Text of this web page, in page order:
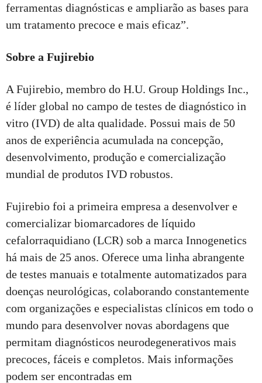
ferramentas diagnósticas e ampliarão as bases para
um tratamento precoce e mais eficaz”.
Sobre a Fujirebio
A Fujirebio, membro do H.U. Group Holdings Inc.,
é líder global no campo de testes de diagnóstico in
vitro (IVD) de alta qualidade. Possui mais de 50
anos de experiência acumulada na concepção,
desenvolvimento, produção e comercialização
mundial de produtos IVD robustos.
Fujirebio foi a primeira empresa a desenvolver e
comercializar biomarcadores de líquido
cefalorraquidiano (LCR) sob a marca Innogenetics
há mais de 25 anos. Oferece uma linha abrangente
de testes manuais e totalmente automatizados para
doenças neurológicas, colaborando constantemente
com organizações e especialistas clínicos em todo o
mundo para desenvolver novas abordagens que
permitam diagnósticos neurodegenerativos mais
precoces, fáceis e completos. Mais informações
podem ser encontradas em